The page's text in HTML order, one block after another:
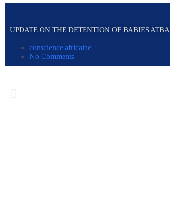
UPDATE ON THE DETENTION OF BABIES
conscience africaine
No Comments